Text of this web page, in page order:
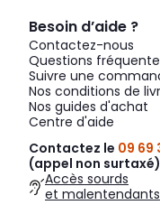
Besoin d’aide ?
Contactez-nous
Questions
Suivre une
Nos conditions de
Nos guides d'achat
Centre d'aide
Contactez le 09 69
(appel non surtaxé)
Accès sourds
et malentendants